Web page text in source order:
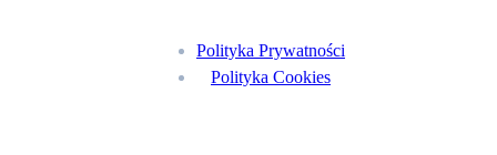
Polityka Prywatności
Polityka Cookies